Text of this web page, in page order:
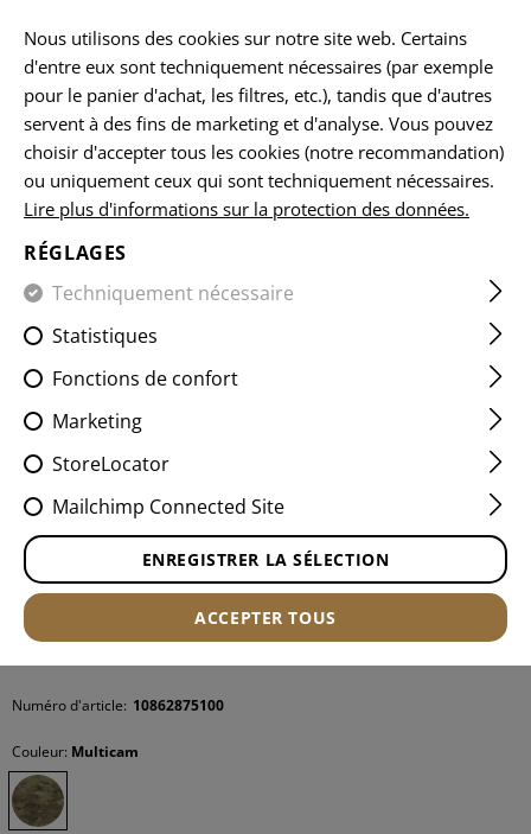
ACCUEIL EQUIPEMENTS LES ÉCUSSONS IR
0 NEG IR PATCH
Numéro d'article: 10862875100
Couleur: Multicam
Nous utilisons des cookies sur notre site web. Certains
d'entre eux sont techniquement nécessaires (par exemple
pour le panier d'achat, les filtres, etc.), tandis que d'autres
servent à des fins de marketing et d'analyse. Vous pouvez
choisir d'accepter tous les cookies (notre recommandation)
ou uniquement ceux qui sont techniquement nécessaires.
Lire plus d'informations sur la protection des données.
RÉGLAGES
Techniquement nécessaire
Statistiques
Fonctions de confort
Marketing
StoreLocator
Mailchimp Connected Site
ENREGISTRER LA SÉLECTION
ACCEPTER TOUS